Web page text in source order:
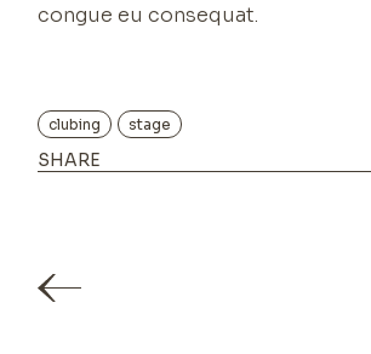
congue eu consequat.
clubing stage
SHARE